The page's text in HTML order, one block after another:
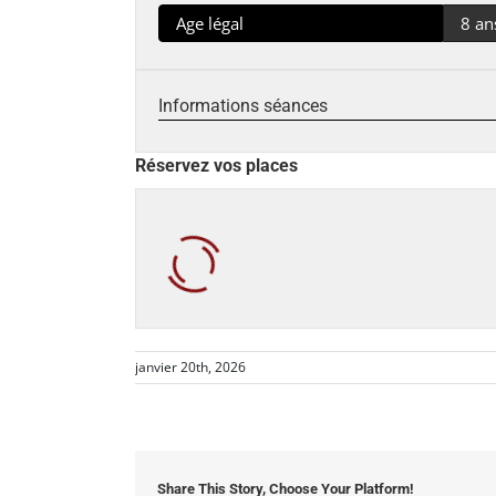
Age légal 8
Informations séances
Réservez vos places
janvier 20th, 2026
Share This Story, Choose Your Platform!